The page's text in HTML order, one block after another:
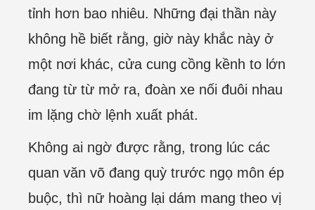
tỉnh hơn bao nhiêu. Những đại thần này
không hề biết rằng, giờ này khắc này ở
một nơi khác, cửa cung cồng kềnh to lớn
đang từ từ mở ra, đoàn xe nối đuôi nhau
im lặng chờ lệnh xuất phát.
Không ai ngờ được rằng, trong lúc các
quan văn võ đang quỳ trước ngọ môn ép
buộc, thì nữ hoàng lại dám mang theo vị